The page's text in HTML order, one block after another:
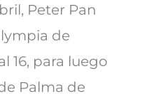
Peter Pan
de
16, para luego
Palma de